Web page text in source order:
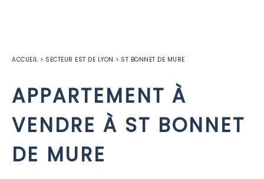
ACCUEIL > SECTEUR EST DE LYON > ST BONNET DE MURE
APPARTEMENT À
VENDRE À ST BONNET
DE MURE